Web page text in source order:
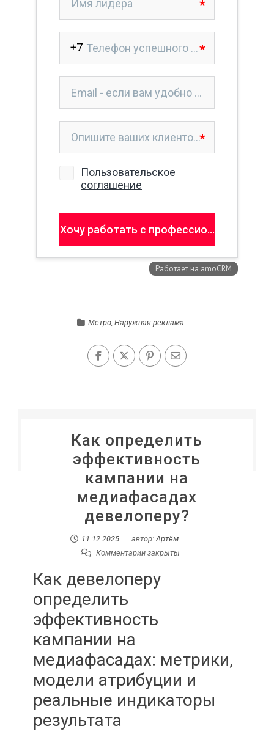
Метро,Наружная реклама
Как определить
эффективность
кампании на
медиафасадах
девелоперу?
11.12.2025 автор:Артём
Комментарии закрыты
Как девелоперу
определить
эффективность
кампании на
медиафасадах: метрики,
модели атрибуции и
реальные индикаторы
результата